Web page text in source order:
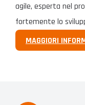
agile, esperta nel
fortemente lo
MAGGIORI